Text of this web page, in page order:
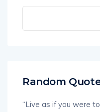
Random
“Live as if you were